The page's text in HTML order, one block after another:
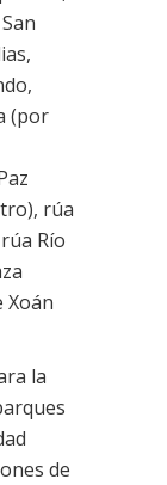
(por
rúa
Río
Xoán
la
de